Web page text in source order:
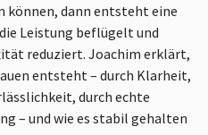
können, dann entsteht eine
Leistung beflügelt und
reduziert. Joachim erklärt,
entsteht – durch Klarheit,
durch echte
– und wie es stabil gehalten